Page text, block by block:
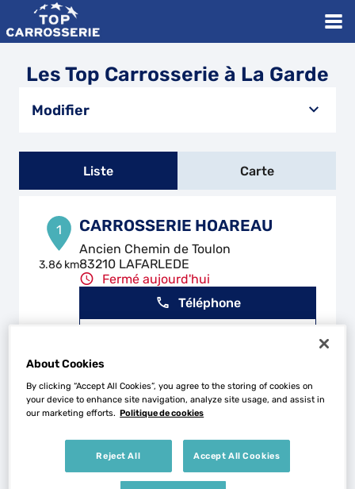
Les Top Carrosserie à La Garde
Modifier
Liste Carte
1
3.86 km
CARROSSERIE HOAREAU
Ancien Chemin de Toulon
83210 LAFARLEDE
Fermé aujourd'hui
Téléphone
2
9.22 km
GARAGE CIURANA
211 Rue Jean Ayral
83200 TOULON
Fermé aujourd'hui
Téléphone
About Cookies
By clicking “Accept All Cookies”, you agree to the storing of cookies on
your device to enhance site navigation, analyze site usage, and assist in
our marketing efforts. Politique de cookies
Reject All Accept All Cookies